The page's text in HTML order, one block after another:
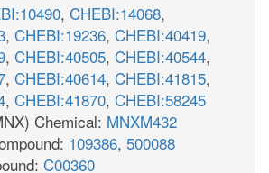
, CHEBI:14068,
, CHEBI:19236, CHEBI:40419,
, CHEBI:40505, CHEBI:40544,
, CHEBI:40614, CHEBI:41815,
, CHEBI:41870, CHEBI:58245
Chemical: MNXM432
109386, 500088
C00360